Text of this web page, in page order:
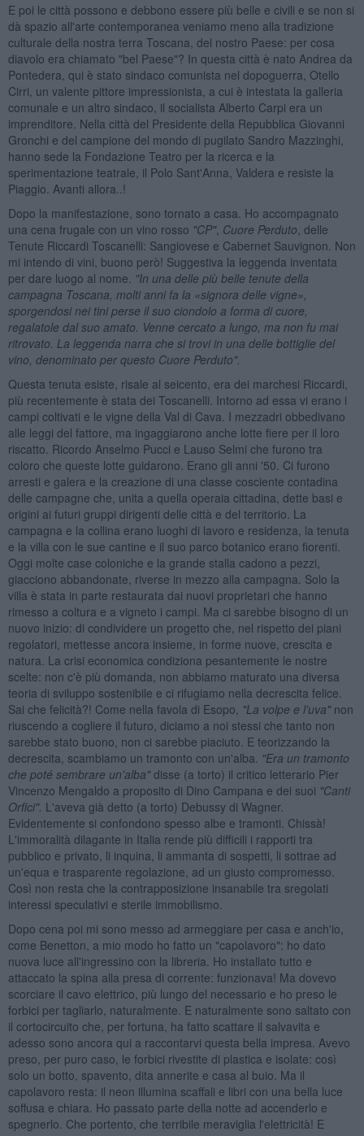
E poi le città possono e debbono essere più belle e civili e se non si
dà spazio all'arte contemporanea veniamo meno alla tradizione
culturale della nostra terra Toscana, del nostro Paese: per cosa
diavolo era chiamato "bel Paese"? In questa città è nato Andrea da
Pontedera, qui è stato sindaco comunista nel dopoguerra, Otello
Cirri, un valente pittore impressionista, a cui è intestata la galleria
comunale e un altro sindaco, il socialista Alberto Carpi era un
imprenditore. Nella città del Presidente della Repubblica Giovanni
Gronchi e del campione del mondo di pugilato Sandro Mazzinghi,
hanno sede la Fondazione Teatro per la ricerca e la
sperimentazione teatrale, il Polo Sant'Anna, Valdera e resiste la
Piaggio. Avanti allora..!
Dopo la manifestazione, sono tornato a casa. Ho accompagnato
una cena frugale con un vino rosso "CP", Cuore Perduto , delle
Tenute Riccardi Toscanelli: Sangiovese e Cabernet Sauvignon. Non
mi intendo di vini, buono però! Suggestiva la leggenda inventata
per dare luogo al nome. "In una delle più belle tenute della
campagna Toscana, molti anni fa la «signora delle vigne»,
sporgendosi nei tini perse il suo ciondolo a forma di cuore,
regalatole dal suo amato. Venne cercato a lungo, ma non fu mai
ritrovato. La leggenda narra che si trovi in una delle bottiglie del
vino, denominato per questo Cuore Perduto".
Questa tenuta esiste, risale al seicento, era dei marchesi Riccardi,
più recentemente è stata dei Toscanelli. Intorno ad essa vi erano i
campi coltivati e le vigne della Val di Cava. I mezzadri obbedivano
alle leggi del fattore, ma ingaggiarono anche lotte fiere per il loro
riscatto. Ricordo Anselmo Pucci e Lauso Selmi che furono tra
coloro che queste lotte guidarono. Erano gli anni '50. Ci furono
arresti e galera e la creazione di una classe cosciente contadina
delle campagne che, unita a quella operaia cittadina, dette basi e
origini ai futuri gruppi dirigenti delle città e del territorio. La
campagna e la collina erano luoghi di lavoro e residenza, la tenuta
e la villa con le sue cantine e il suo parco botanico erano fiorenti.
Oggi molte case coloniche e la grande stalla cadono a pezzi,
giacciono abbandonate, riverse in mezzo alla campagna. Solo la
villa è stata in parte restaurata dai nuovi proprietari che hanno
rimesso a coltura e a vigneto i campi. Ma ci sarebbe bisogno di un
nuovo inizio: di condividere un progetto che, nel rispetto dei piani
regolatori, mettesse ancora insieme, in forme nuove, crescita e
natura. La crisi economica condiziona pesantemente le nostre
scelte: non c'è più domanda, non abbiamo maturato una diversa
teoria di sviluppo sostenibile e ci rifugiamo nella decrescita felice.
Sai che felicità?! Come nella favola di Esopo, "La volpe e l'uva"non
riuscendo a cogliere il futuro, diciamo a noi stessi che tanto non
sarebbe stato buono, non ci sarebbe piaciuto. E teorizzando la
decrescita, scambiamo un tramonto con un'alba. "Era un tramonto
che poté sembrare un'alba"disse (a torto) il critico letterario Pier
Vincenzo Mengaldo a proposito di Dino Campana e dei suoi "Canti
Orfici". L'aveva già detto (a torto) Debussy di Wagner.
Evidentemente si confondono spesso albe e tramonti. Chissà!
L'immoralità dilagante in Italia rende più difficili i rapporti tra
pubblico e privato, li inquina, li ammanta di sospetti, li sottrae ad
un'equa e trasparente regolazione, ad un giusto compromesso.
Così non resta che la contrapposizione insanabile tra sregolati
interessi speculativi e sterile immobilismo.
Dopo cena poi mi sono messo ad armeggiare per casa e anch'io,
come Benetton, a mio modo ho fatto un "capolavoro": ho dato
nuova luce all'ingressino con la libreria. Ho installato tutto e
attaccato la spina alla presa di corrente: funzionava! Ma dovevo
scorciare il cavo elettrico, più lungo del necessario e ho preso le
forbici per tagliarlo, naturalmente. E naturalmente sono saltato con
il cortocircuito che, per fortuna, ha fatto scattare il salvavita e
adesso sono ancora qui a raccontarvi questa bella impresa. Avevo
preso, per puro caso, le forbici rivestite di plastica e isolate: così
solo un botto, spavento, dita annerite e casa al buio. Ma il
capolavoro resta: il neon illumina scaffali e libri con una bella luce
soffusa e chiara. Ho passato parte della notte ad accenderlo e
spegnerlo. Che portento, che terribile meraviglia l'elettricità! E